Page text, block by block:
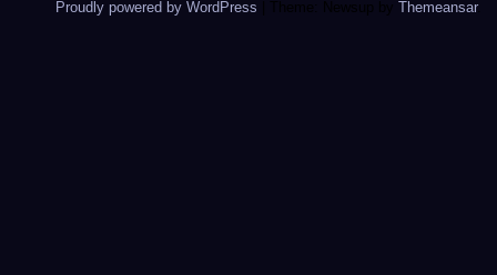
Proudly powered by WordPress Theme: Newsup by Themeansar.